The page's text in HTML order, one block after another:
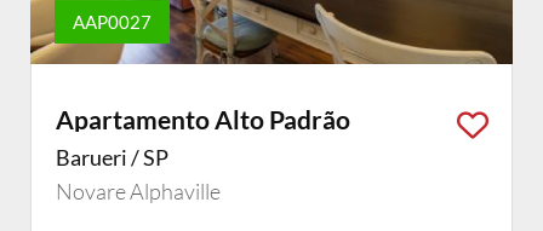
AAP0027
Apartamento Alto Padrão
Barueri / SP
Novare Alphaville